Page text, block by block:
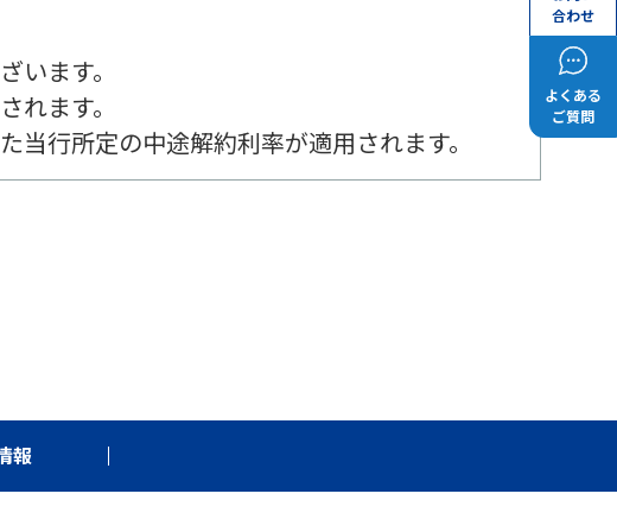
合わせ
よくある
ご質問
います。
れます。
当行所定の中途解約利率が適用されます。
報